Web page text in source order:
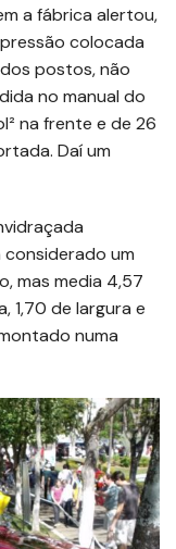
a fábrica alertou,
colocada
postos, não
no manual do
na frente e de 26
Daí um
um
mas media 4,57
1,70 de largura e
numa